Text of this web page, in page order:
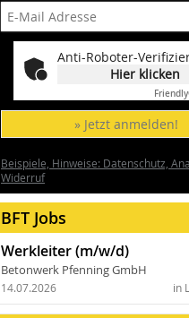
Anti-Roboter-
Hier klicken
Friendly
» Jetzt anmelden!
Beispiele, Hinweise: Datenschutz,
Widerruf
BFT Jobs
Werkleiter (m/w/d)
Betonwerk Pfenning GmbH
in
14.07.2026